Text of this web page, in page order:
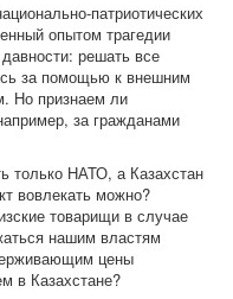
патриотических
опытом трагедии
решать все
за помощью к внешним
Но признаем ли
за гражданами
только НАТО, а Казахстан
вовлекать можно?
товарищи в случае
нашим властям
цены
в Казахстане?